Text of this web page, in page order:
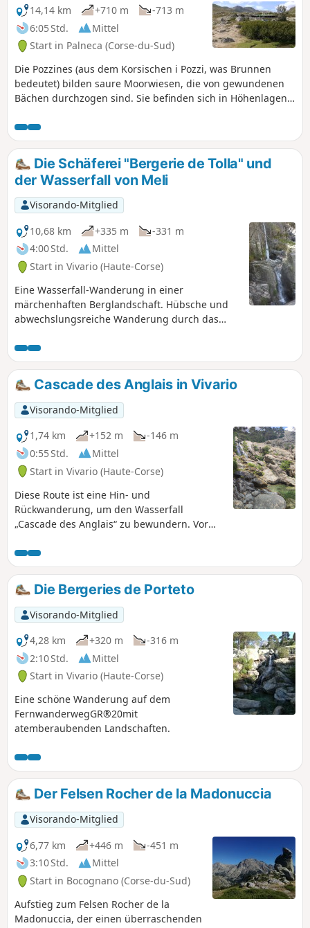
Gipfel der Insel, auf zahlreiche Dörfer im
Zentrum Korsikas, auf die Ostküste, das
Tyrrhenische Meer und die Inseln des
toskanischen Archipels: Elba, Monte Cristo
und Giglio.
14,14 km
+710 m
-713 m
6:05 Std.
Mittel
Start in Palneca (Corse-du-Sud)
Die Pozzines (aus dem Korsischen i Pozzi, was Brunnen
bedeutet) bilden saure Moorwiesen, die von gewundenen
Bächen durchzogen sind. Sie befinden sich in Höhenlagen
Senken, die durch ehemalige Gletscherseen entstanden
sind und durch die Auffüllung dieser Seen mit
Lehmablagerungen und zahlreichen abgestorbenen
Pflanzen entstanden sind. Auf Korsika sind die
Ablagerungen der ältesten Pozzine etwa 12.000 Jahre alt.
Die Schäferei "Bergerie de Tolla" und
der Wasserfall von Meli
Visorando-Mitglied
10,68 km
+335 m
-331 m
4:00 Std.
Mittel
Start in Vivario (Haute-Corse)
Eine Wasserfall-Wanderung in einer
märchenhaften Berglandschaft. Hübsche und
abwechslungsreiche Wanderung durch das
Cascade des Anglais in Vivario
Visorando-Mitglied
1,74 km
+152 m
-146 m
0:55 Std.
Mittel
Start in Vivario (Haute-Corse)
Diese Route ist eine Hin- und
Rückwanderung, um den Wasserfall
„Cascade des Anglais“ zu bewundern. Vor
und zahlreiche natürliche Becken, in denen
Sie im kühlen Wasser baden können.
Die Bergeries de Porteto
Visorando-Mitglied
4,28 km
+320 m
-316 m
2:10 Std.
Mittel
Start in Vivario (Haute-Corse)
Eine schöne Wanderung auf dem
FernwanderwegGR®20mit
atemberaubenden Landschaften.
Der Felsen Rocher de la Madonuccia
Visorando-Mitglied
6,77 km
+446 m
-451 m
3:10 Std.
Mittel
Start in Bocognano (Corse-du-Sud)
Aufstieg zum Felsen Rocher de la
Madonuccia, der einen überraschenden